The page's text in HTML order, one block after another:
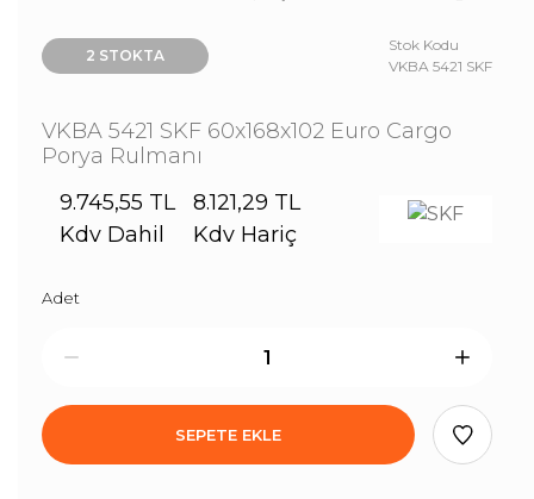
2 STOKTA
Stok Kodu
VKBA 5421 SKF
VKBA 5421 SKF 60x168x102 Euro Cargo
Porya Rulmanı
9.745,55 TL
Kdv Dahil
8.121,29 TL
Kdv Hariç
Adet
SEPETE EKLE